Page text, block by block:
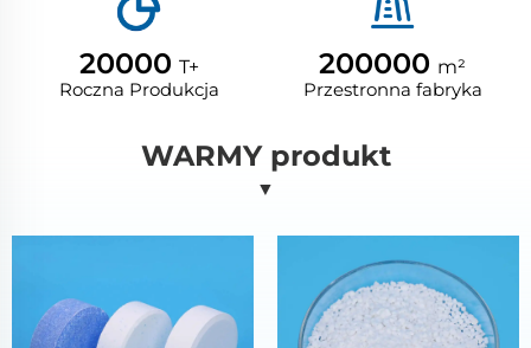
20000 T+
Roczna Produkcja
200000 m²
Przestronna fabryka
WARMY produkt
▼